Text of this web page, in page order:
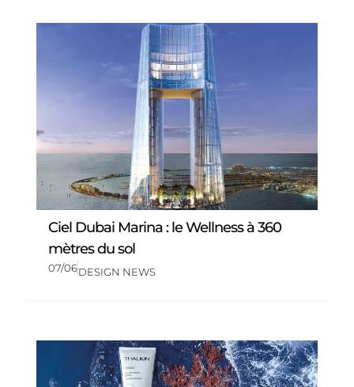
Ciel Dubai Marina : le Wellness à 360
mètres du sol
07/06DESIGN NEWS